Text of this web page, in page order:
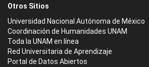
Otros Sitios
Universidad Nacional Autónoma de México
Coordinación de Humanidades UNAM
Toda la UNAM en línea
Red Universitaria de Aprendizaje
Portal de Datos Abiertos